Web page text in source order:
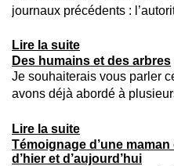
Témoignage d’une
d’hier et d’aujourd’hui
Des humains et des arbres
Je souhaiterais vous parler
avons déjà abordé à
Lire la suite
journaux précédents :
Lire la suite